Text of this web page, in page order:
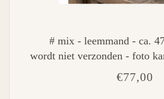
# mix - leemmand - ca.
wordt niet verzonden - foto
€77,00